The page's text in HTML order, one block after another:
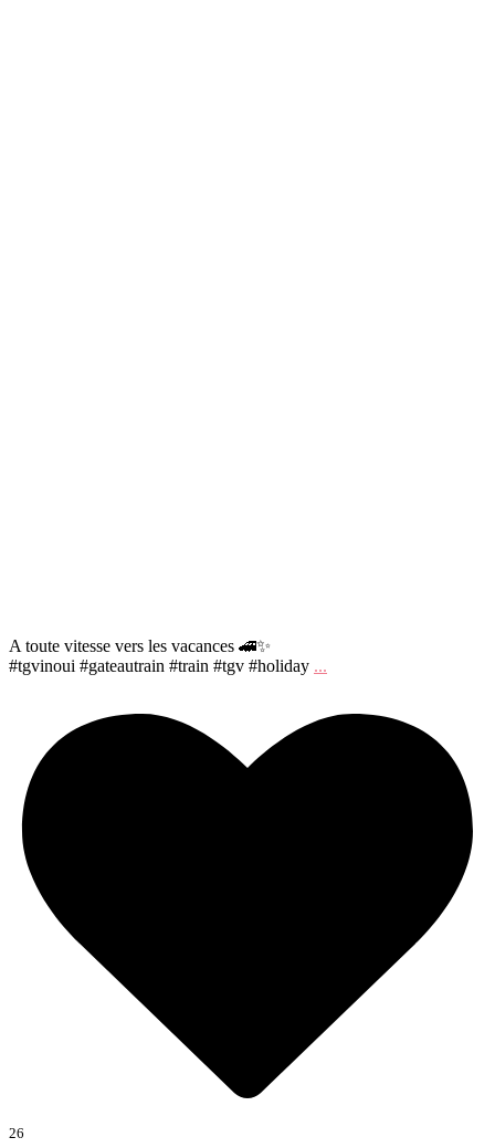
A toute vitesse vers les vacances 🚄✨
#tgvinoui #gateautrain #train #tgv #holiday ...
26